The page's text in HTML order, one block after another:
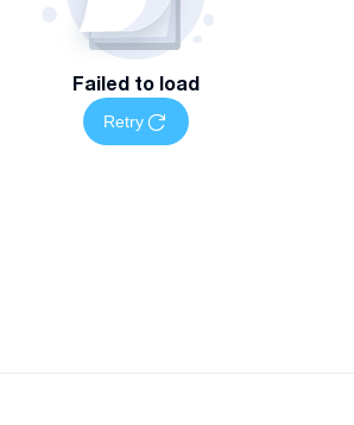
Failed to load
Retry